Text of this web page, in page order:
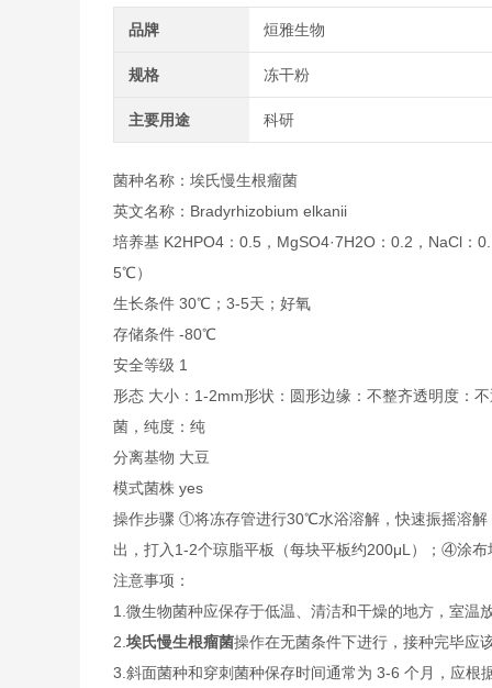
品牌 烜雅生物
规格 冻干粉
主要用途 科研
菌种名称：埃氏慢生根瘤菌
英文名称：Bradyrhizobium elkanii
培养基 K2HPO4：0.5，MgSO4·7H2O：0.2，NaCl
5℃）
生长条件 30℃；3-5天；好氧
存储条件 -80℃
安全等级 1
形态 大小：1-2mm形状：圆形边缘：不整齐透明度：
菌，纯度：纯
分离基物 大豆
模式菌株 yes
操作步骤 ①将冻存管进行30℃水浴溶解，快速振摇溶
出，打入1-2个琼脂平板（每块平板约200μL）；④涂
注意事项：
1.微生物菌种应保存于低温、清洁和干燥的地方，室温
2. 埃氏慢生根瘤菌操作在无菌条件下进行，接种完毕应
3.斜面菌种和穿刺菌种保存时间通常为 3-6 个月，应